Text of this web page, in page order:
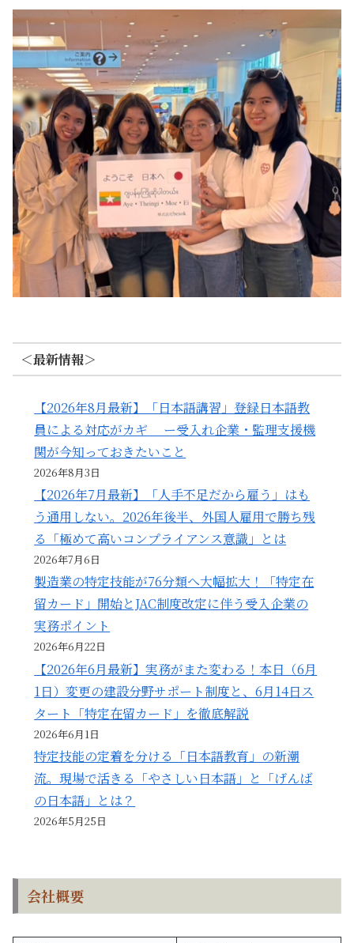
＜最新情報＞
【2026年8月最新】「日本語講習」登録日本語教
員による対応がカギ ー受入れ企業・監理支援機
関が今知っておきたいこと
2026年8月3日
【2026年7月最新】「人手不足だから雇う」はも
う通用しない。2026年後半、外国人雇用で勝ち残
る「極めて高いコンプライアンス意識」とは
2026年7月6日
製造業の特定技能が76分類へ大幅拡大！「特定在
留カード」開始とJAC制度改定に伴う受入企業の
実務ポイント
2026年6月22日
【2026年6月最新】実務がまた変わる！本日（6月
1日）変更の建設分野サポート制度と、6月14日ス
タート「特定在留カード」を徹底解説
2026年6月1日
特定技能の定着を分ける「日本語教育」の新潮
流。現場で活きる「やさしい日本語」と「げんば
の日本語」とは？
2026年5月25日
会社概要